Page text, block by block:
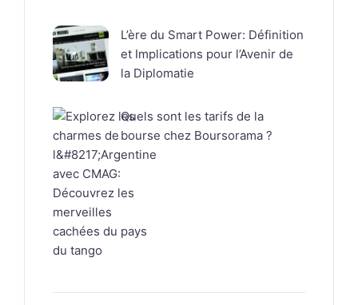
L’ère du Smart Power: Définition
et Implications pour l’Avenir de
la Diplomatie
Quels sont les tarifs de la
bourse chez Boursorama ?